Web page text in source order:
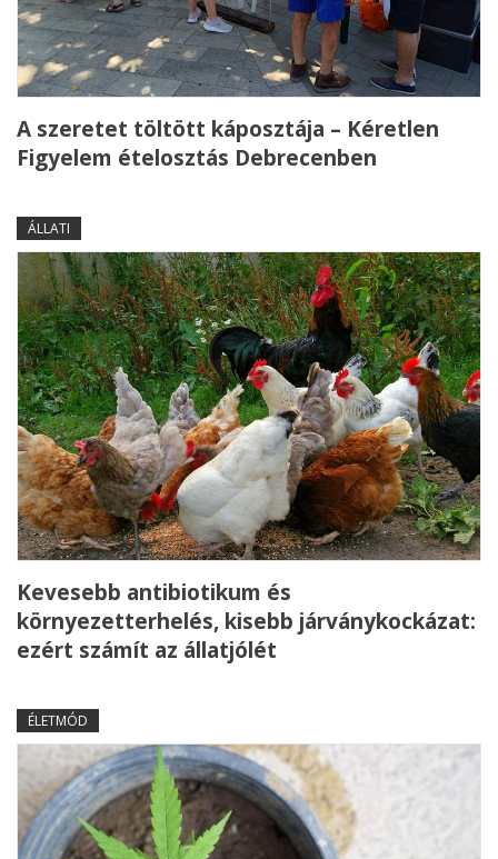
A szeretet töltött káposztája – Kéretlen
Figyelem ételosztás Debrecenben
ÁLLATI
Kevesebb antibiotikum és
környezetterhelés, kisebb járványkockázat:
ezért számít az állatjólét
ÉLETMÓD